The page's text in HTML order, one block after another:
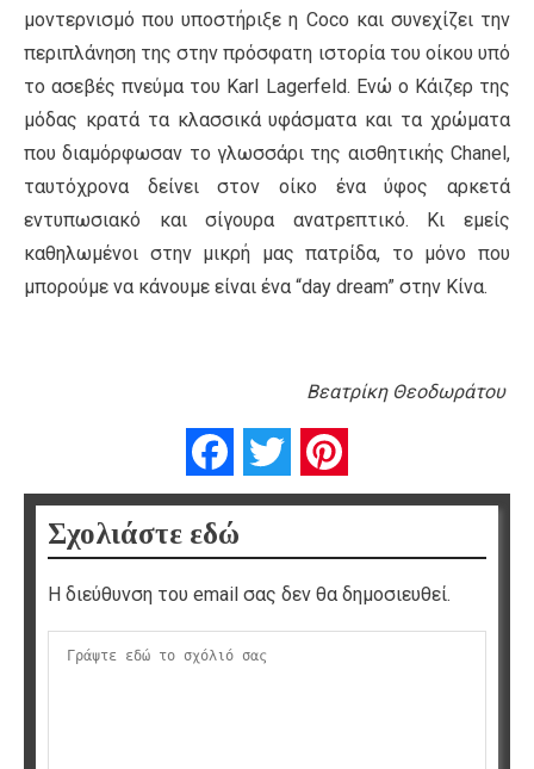
μοντερνισμό που υποστήριξε η Coco και συνεχίζει την
περιπλάνηση της στην πρόσφατη ιστορία του οίκου υπό
το ασεβές πνεύμα του Κarl Lagerfeld. Ενώ ο Κάιζερ της
μόδας κρατά τα κλασσικά υφάσματα και τα χρώματα
που διαμόρφωσαν το γλωσσάρι της αισθητικής Chanel,
ταυτόχρονα δείνει στον οίκο ένα ύφος αρκετά
εντυπωσιακό και σίγουρα ανατρεπτικό. Κι εμείς
καθηλωμένοι στην μικρή μας πατρίδα, το μόνο που
μπορούμε να κάνουμε είναι ένα “day dream” στην Κίνα.
Βεατρίκη Θεοδωράτου
FacebookTwitter
Σχολιάστε εδώ
Η διεύθυνση του email σας δεν θα δημοσιευθεί.